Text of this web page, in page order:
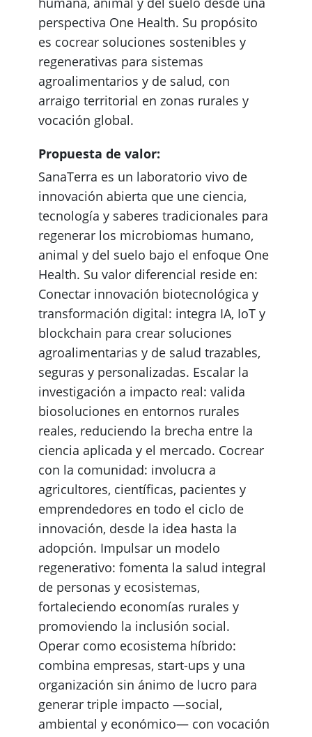
perspectiva One Health. Su propósito
es cocrear soluciones sostenibles y
regenerativas para sistemas
agroalimentarios y de salud, con
arraigo territorial en zonas rurales y
vocación global.
Propuesta de valor:
SanaTerra es un laboratorio vivo de
innovación abierta que une ciencia,
tecnología y saberes tradicionales para
regenerar los microbiomas humano,
animal y del suelo bajo el enfoque One
Health. Su valor diferencial reside en:
Conectar innovación biotecnológica y
transformación digital: integra IA, IoT y
blockchain para crear soluciones
agroalimentarias y de salud trazables,
seguras y personalizadas. Escalar la
investigación a impacto real: valida
biosoluciones en entornos rurales
reales, reduciendo la brecha entre la
ciencia aplicada y el mercado. Cocrear
con la comunidad: involucra a
agricultores, científicas, pacientes y
emprendedores en todo el ciclo de
innovación, desde la idea hasta la
adopción. Impulsar un modelo
regenerativo: fomenta la salud integral
de personas y ecosistemas,
fortaleciendo economías rurales y
promoviendo la inclusión social.
Operar como ecosistema híbrido:
combina empresas, start-ups y una
organización sin ánimo de lucro para
generar triple impacto —social,
ambiental y económico— con vocación